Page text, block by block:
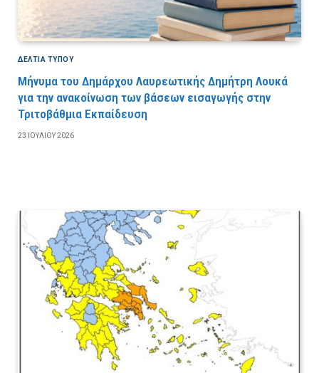
ΔΕΛΤΙΑ ΤΥΠΟΥ
Μήνυμα του Δημάρχου Λαυρεωτικής Δημήτρη Λουκά
για την ανακοίνωση των βάσεων εισαγωγής στην
Τριτοβάθμια Εκπαίδευση
23 ΙΟΥΛΊΟΥ 2026